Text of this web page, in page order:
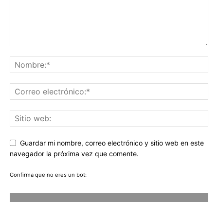
Guardar mi nombre, correo electrónico y sitio web en este
navegador la próxima vez que comente.
Confirma que no eres un bot: